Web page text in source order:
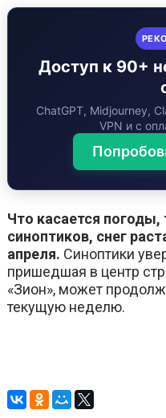
Доступ к 90+
ChatGPT, Midjourney,
VPN и с
Что касается погоды,
синоптиков, снег
апреля. Синоптики
пришедшая в центр
«Зион», может
текущую неделю.